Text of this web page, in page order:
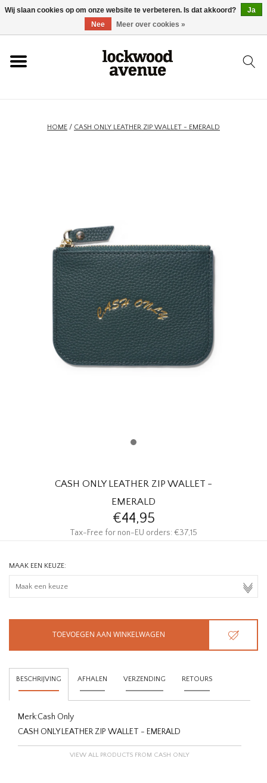
HOME
SKATEBOARD
HOMEWARE
HOME / CASH ONLY LEATHER ZIP WALLET - EMERALD
CASH ONLY LEATHER ZIP WALLET -
EMERALD
€44,95
Tax-Free for non-EU orders: €37,15
MAAK EEN KEUZE:
TOEVOEGEN AAN WINKELWAGEN
BESCHRIJVING AFHALEN VERZENDING RETOURS
Merk:Cash Only
CASH ONLY LEATHER ZIP WALLET - EMERALD
VIEW ALL PRODUCTS FROM CASH ONLY
Wij slaan cookies op om onze website te verbeteren. Is dat akkoord?
Ja
Nee
Meer over cookies »